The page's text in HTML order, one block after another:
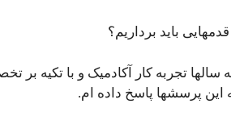
باید برداریم؟
سالها تجربه کار آکادمیک و با تکیه
پرسشها پاسخ داده ام.